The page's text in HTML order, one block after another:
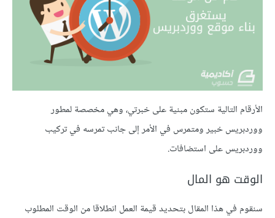
الأرقام التالية ستكون مبنية على خبرتي، وهي مخصصة لمطور
ووردبريس خبير ومتمرس في الأمر إلى جانب تمرسه في تركيب
ووردبريس على استضافات.
الوقت هو المال
سنقوم في هذا المقال بتحديد قيمة العمل انطلاقا من الوقت المطلوب